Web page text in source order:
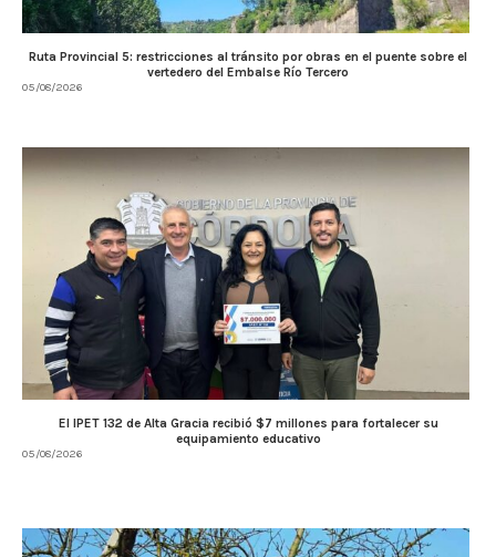
Ruta Provincial 5: restricciones al tránsito por obras en el puente sobre el
vertedero del Embalse Río Tercero
05/08/2026
El IPET 132 de Alta Gracia recibió $7 millones para fortalecer su
equipamiento educativo
05/08/2026